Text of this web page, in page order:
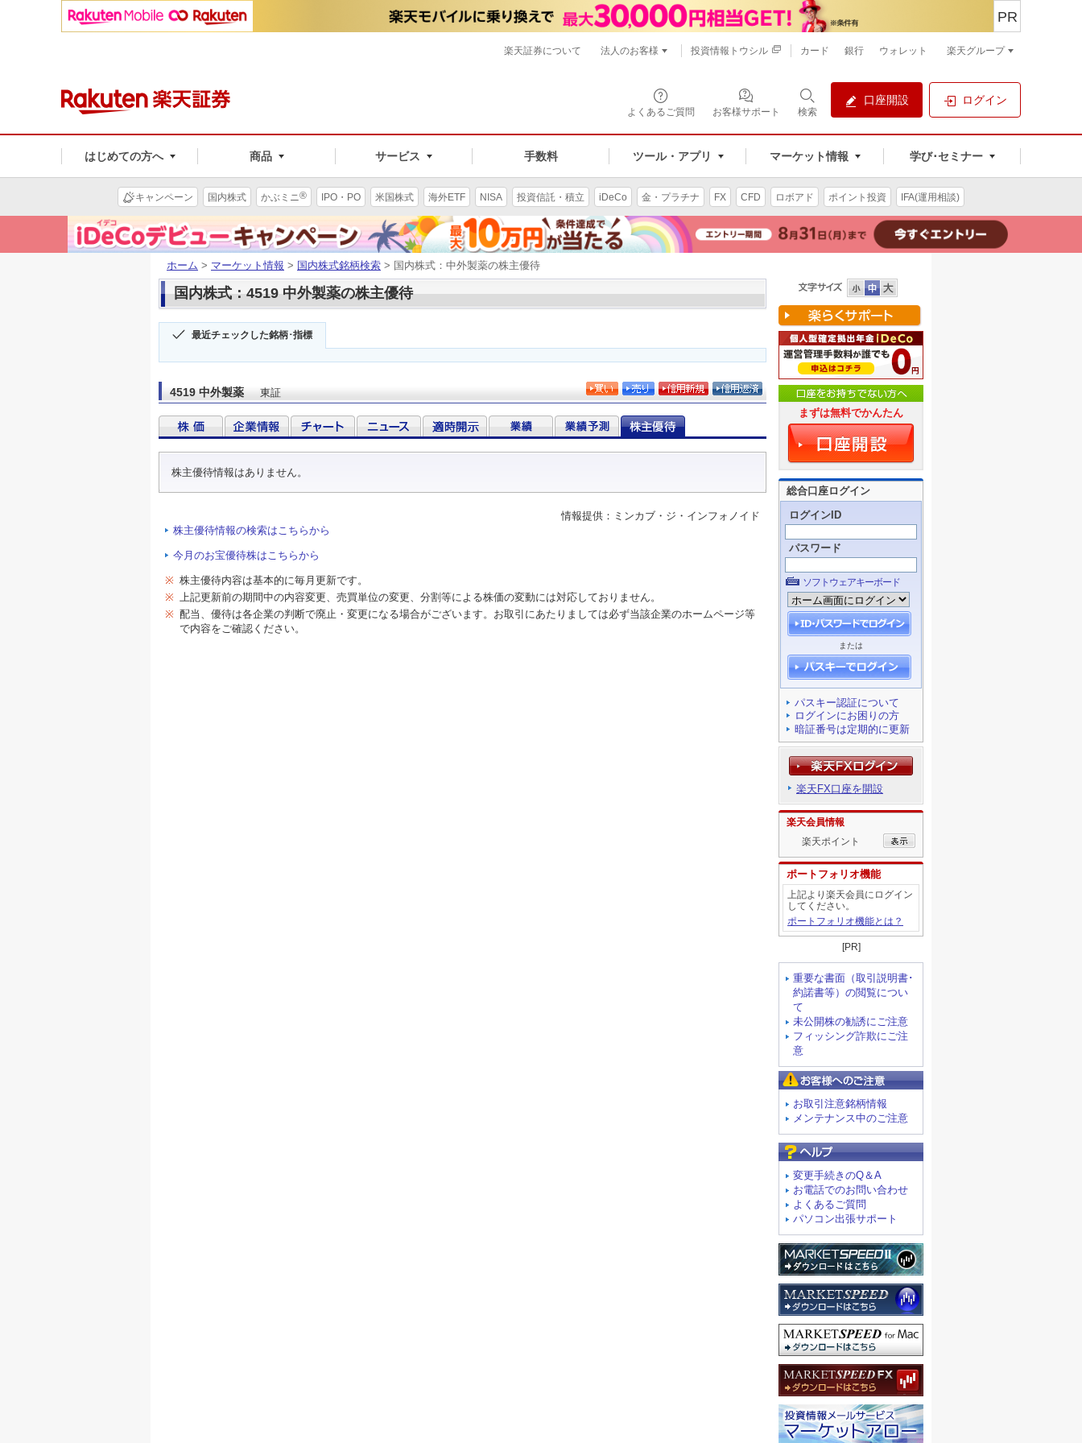
よくあるご質問 お客様サポート 検索
口座開設 ログイン
はじめての方へ 商品 サービス 手数料 ツール・アプリ マーケット情報 学び･セミナー
PR
楽天証券について 法人のお客様 投資情報トウシル カード 銀行 ウォレット 楽天グループ
キャンペーン 国内株式 かぶミニ® IPO・PO 米国株式 海外ETF NISA 投資信託・積立 iDeCo 金・プラチナ FX CFD ロボアド ポイント投資 IFA(運用相談)
ホーム > マーケット情報 > 国内株式銘柄検索 > 国内株式：中外製薬の株主優待
国内株式：4519 中外製薬の株主優待
最近チェックした銘柄･指標
4519 中外製薬 東証
株主優待情報はありません。
情報提供：ミンカブ・ジ・インフォノイド
株主優待情報の検索はこちらから
今月のお宝優待株はこちらから
※ 株主優待内容は基本的に毎月更新です。
※ 上記更新前の期間中の内容変更、売買単位の変更、分割等による株価の変動には対応しておりません。
※ 配当、優待は各企業の判断で廃止・変更になる場合がございます。お取引にあたりましては必ず当該企業のホームページ等
で内容をご確認ください。
まずは無料でかんたん
総合口座ログイン
ログインID
パスワード
ソフトウェアキーボード
または
パスキー認証について
ログインにお困りの方
暗証番号は定期的に更新
楽天FX口座を開設
楽天会員情報
楽天ポイント
ポートフォリオ機能
上記より楽天会員にログイン
してください。
ポートフォリオ機能とは？
[PR]
重要な書面（取引説明書･
約諾書等）の閲覧につい
て
未公開株の勧誘にご注意
フィッシング詐欺にご注
意
お取引注意銘柄情報
メンテナンス中のご注意
変更手続きのQ＆A
お電話でのお問い合わせ
よくあるご質問
パソコン出張サポート